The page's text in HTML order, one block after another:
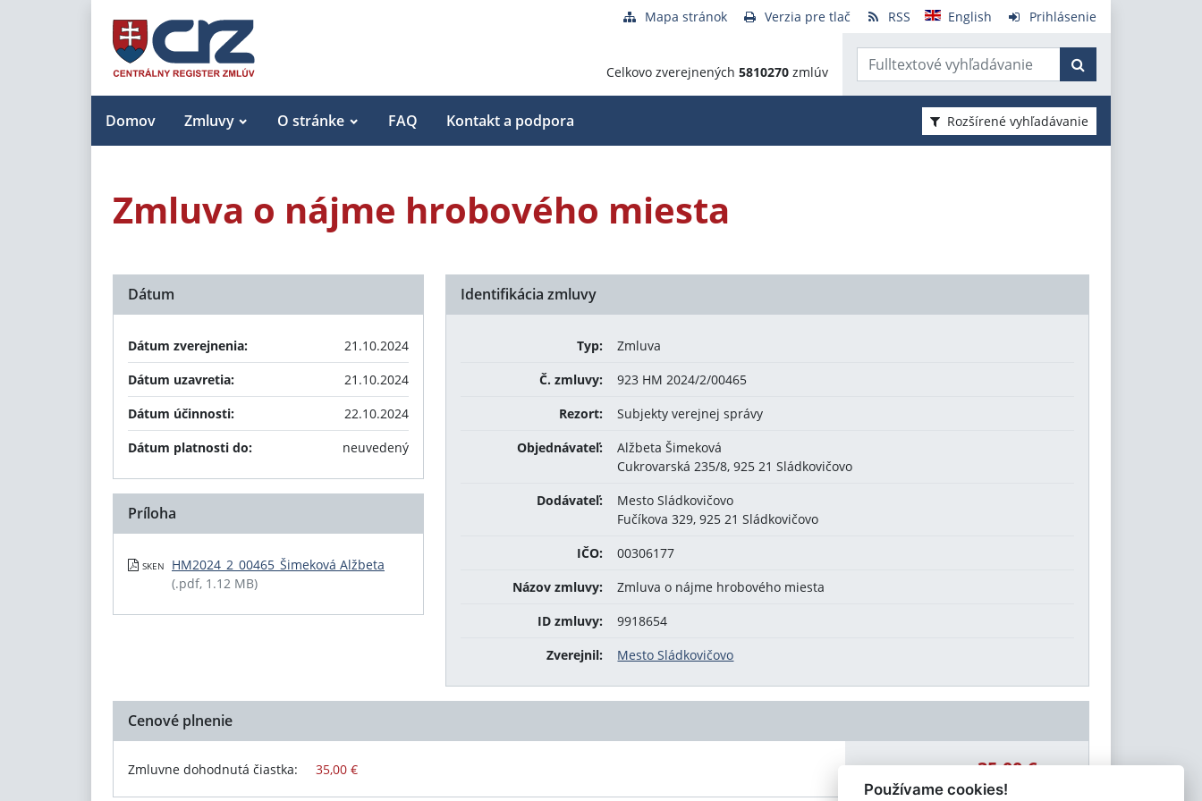
Mapa stránok Verzia pre tlač RSS English Prihlásenie
Celkovo zverejnených 5810270 zmlúv
Domov Zmluvy O stránke FAQ Kontakt a podpora Rozšírené vyhľadávanie
Zmluva o nájme hrobového miesta
Identifikácia zmluvy
Typ:
Zmluva
Č. zmluvy:
923 HM 2024/2/00465
Rezort:
Subjekty verejnej správy
Objednávateľ:
Alžbeta Šimeková
Cukrovarská 235/8, 925 21 Sládkovičovo
Dodávateľ:
Mesto Sládkovičovo
Fučíkova 329, 925 21 Sládkovičovo
IČO:
00306177
Názov zmluvy:
Zmluva o nájme hrobového miesta
ID zmluvy:
9918654
Zverejnil:
Mesto Sládkovičovo
Dátum
Dátum zverejnenia:
21.10.2024
Dátum uzavretia:
21.10.2024
Dátum účinnosti:
22.10.2024
Dátum platnosti do:
neuvedený
Príloha
SKEN
HM2024_2_00465_Šimeková Alžbeta
(.pdf, 1.12 MB)
Cenové plnenie
Zmluvne dohodnutá čiastka: 35,00 € Celková čiastka: 35,00 €
Používame cookies!